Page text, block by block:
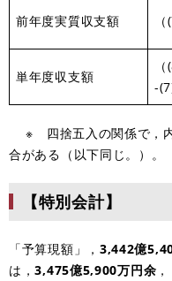
前年度実質収支額
単年度収支額
-
※ 四捨五入の関係で，内
合がある（以下同じ。）。
【特別会計】
「予算現額」， 3,442億
は，3,475億5,900万円余 ，